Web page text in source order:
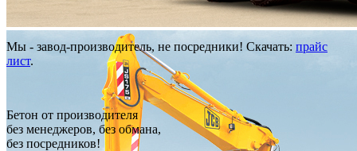
Мы - завод-производитель, не посредники! Скачать: прайс
лист.
Бетон от производителя
без менеджеров, без обмана,
без посредников!